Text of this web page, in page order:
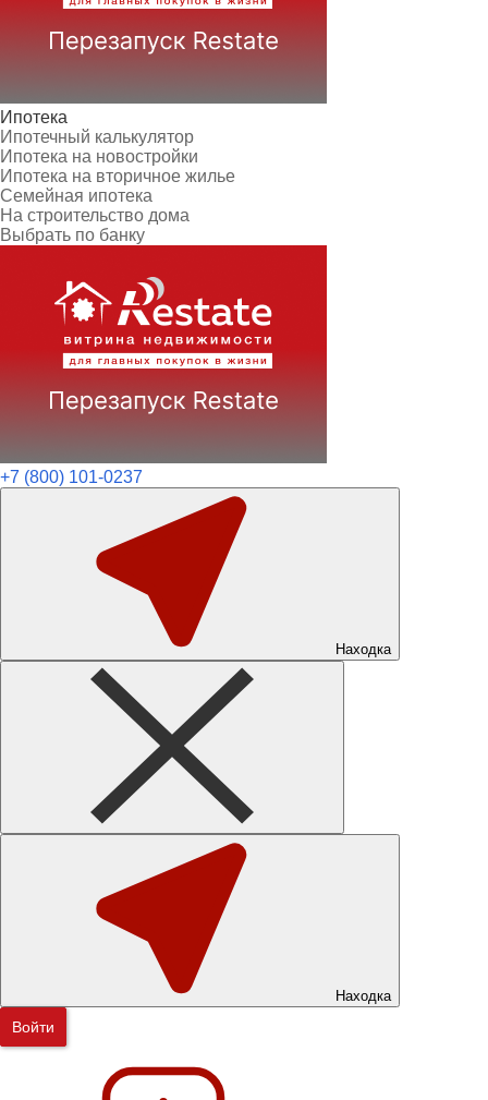
Ипотека
Ипотечный калькулятор
Ипотека на новостройки
Ипотека на вторичное жилье
Семейная ипотека
На строительство дома
Выбрать по банку
+7 (800) 101-0237
Находка
Находка
Войти